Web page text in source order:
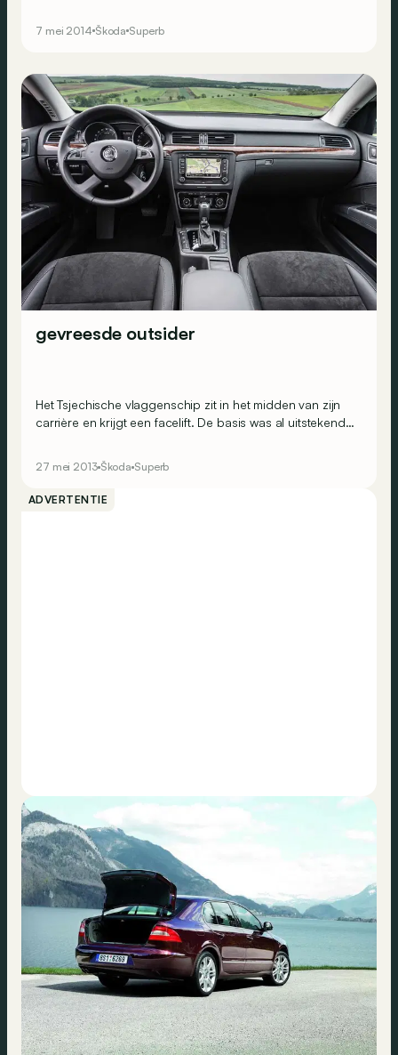
die in de sporen treedt van de gigantische Skoda
Superb.
7 mei 2014 Škoda Superb
gevreesde outsider
Het Tsjechische vlaggenschip zit in het midden van zijn
carrière en krijgt een facelift. De basis was al uitstekend,
met wat blush om het model weer aantrekkelijk te maken.
De grote limousine blijft net als vroeger het koopje van
het moment.
27 mei 2013 Škoda Superb
ADVERTENTIE